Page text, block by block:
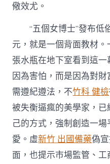
儆效尤。
“五個女博士”發布
元，就是一個背面教材
張水瓶在地下室看到這
因為害怕，而是因為對
需遵紀遵法，不竹科 健檢
被失衡逼瘋的美學家，已
己的方式，強制創造一場
愛。虛新竹 出國備藥偽
面，也提示市場監管、